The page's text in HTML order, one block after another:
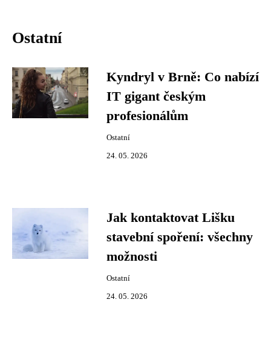
Ostatní
Kyndryl v Brně: Co nabízí
IT gigant českým
profesionálům
Ostatní
24. 05. 2026
Jak kontaktovat Lišku
stavební spoření: všechny
možnosti
Ostatní
24. 05. 2026